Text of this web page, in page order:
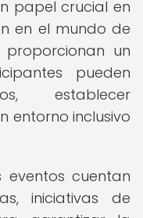
papel crucial en
en el mundo de
proporcionan un
pueden
establecer
entorno inclusivo
eventos cuentan
iniciativas de